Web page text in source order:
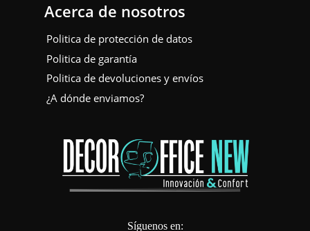
Acerca de nosotros
Politica de protección de datos
Politica de garantía
Politica de devoluciones y envíos
¿A dónde enviamos?
Síguenos en: